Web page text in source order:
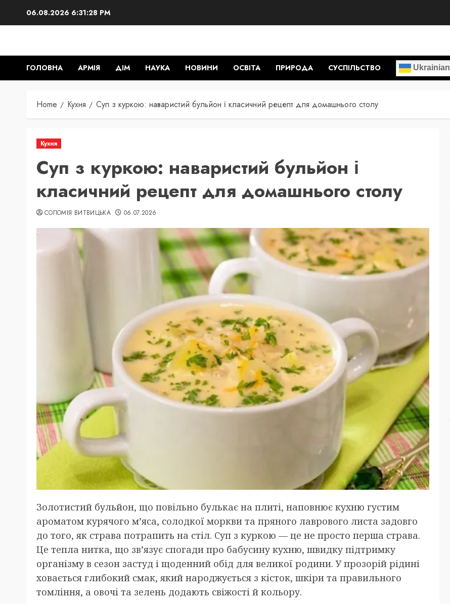
06.08.2026 6:31:29 PM
ГОЛОВНА АРМІЯ ДІМ НАУКА НОВИНИ ОСВІТА ПРИРОДА СУСПІЛЬСТВО Ukrainian
Home Кухня Суп з куркою: наваристий бульйон і класичний рецепт для домашнього столу
Кухня
Суп з куркою: наваристий бульйон і
класичний рецепт для домашнього столу
СОЛОМІЯ ВИТВИЦЬКА 06.07.2026
Золотистий бульйон, що повільно булькає на плиті, наповнює кухню густим
ароматом курячого м’яса, солодкої моркви та пряного лаврового листа задовго
до того, як страва потрапить на стіл. Суп з куркою — це не просто перша страва.
Це тепла нитка, що зв’язує спогади про бабусину кухню, швидку підтримку
організму в сезон застуд і щоденний обід для великої родини. У прозорій рідині
ховається глибокий смак, який народжується з кісток, шкіри та правильного
томління, а овочі та зелень додають свіжості й кольору.